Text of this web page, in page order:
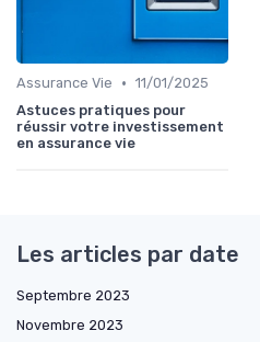
Assurance Vie • 11/01/2025
Astuces pratiques pour
réussir votre investissement
en assurance vie
Les articles par date
Septembre 2023
Novembre 2023